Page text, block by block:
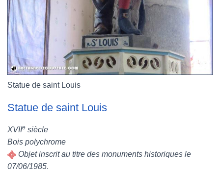
Statue de saint Louis
Statue de saint Louis
XVIIe siècle
Bois polychrome
Objet inscrit au titre des monuments historiques le
07/06/1985.